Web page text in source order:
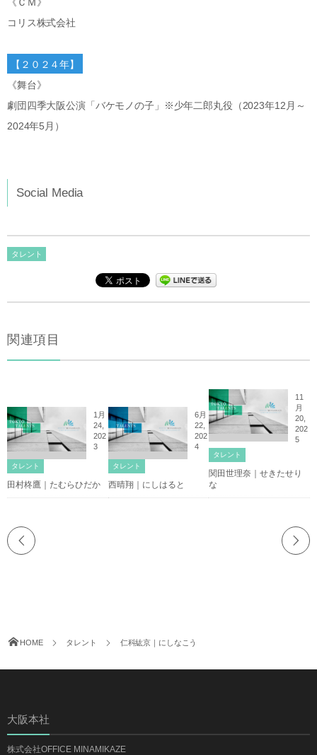
コリス株式会社
【２０２４年】
《舞台》
劇団四季大阪公演「バケモノの子」※少年二郎丸役（2023年12月～
2024年5月）
Social Media
タレント
関連項目
1月
24,
202
3
タレント
田村柊鷹｜たむらひだか
6月
22,
202
4
タレント
西晴翔｜にしはると
11
月
20,
202
5
タレント
関田世理奈｜せきたせり
な
HOME タレント 仁科紘京｜にしなこう
大阪本社
株式会社OFFICE MINAMIKAZE